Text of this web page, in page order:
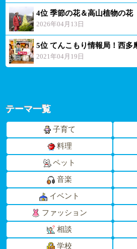
4位 季節の花＆高山植物の花
2026年04月13日
5位 てんこもり情報局！西多
2021年04月19日
テーマ一覧
子育て
料理
ペット
音楽
イベント
ファッション
相談
学校